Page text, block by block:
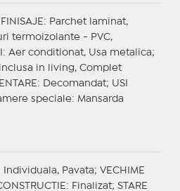
FINISAJE : Parchet laminat,
termoizolante - PVC,
: Aer conditionat, Usa metalica;
in living, Complet
: Decomandat; USI
speciale: Mansarda
Individuala, Pavata; VECHIME
: Finalizat; STARE